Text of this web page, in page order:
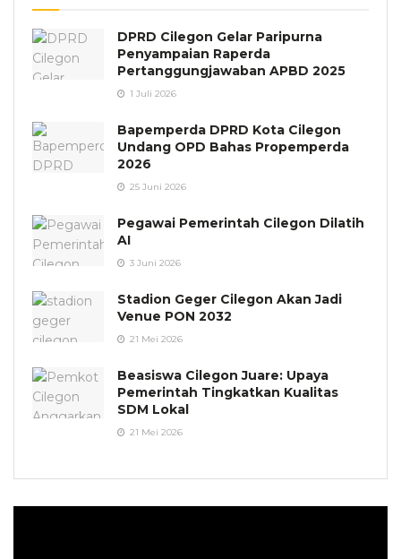
DPRD Cilegon Gelar Paripurna
Penyampaian Raperda
Pertanggungjawaban APBD 2025
1 Juli 2026
Bapemperda DPRD Kota Cilegon
Undang OPD Bahas Propemperda
2026
25 Juni 2026
Pegawai Pemerintah Cilegon Dilatih
AI
3 Juni 2026
Stadion Geger Cilegon Akan Jadi
Venue PON 2032
21 Mei 2026
Beasiswa Cilegon Juare: Upaya
Pemerintah Tingkatkan Kualitas
SDM Lokal
21 Mei 2026